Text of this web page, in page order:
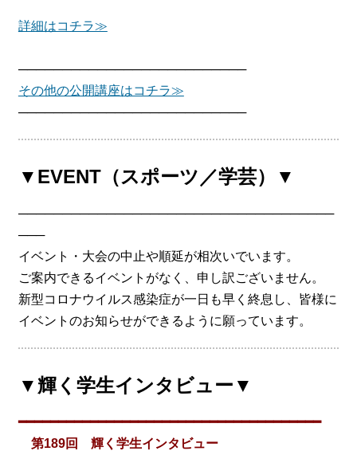
詳細はコチラ≫
──────────────────────────
その他の公開講座はコチラ≫
──────────────────────────
▼EVENT（スポーツ／学芸）▼
────────────────────────────────────
───
イベント・大会の中止や順延が相次いでいます。
ご案内できるイベントがなく、申し訳ございません。
新型コロナウイルス感染症が一日も早く終息し、皆様に
イベントのお知らせができるように願っています。
▼輝く学生インタビュー▼
━━━━━━━━━━━━━━━━━━━━━━━━━━━━━━━━━━━━━━
第189回 輝く学生インタビュー